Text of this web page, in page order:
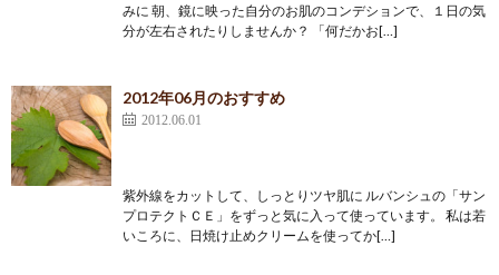
みに 朝、鏡に映った自分のお肌のコンデションで、１日の気
分が左右されたりしませんか？ 「何だかお[…]
2012年06月のおすすめ
2012.06.01
紫外線をカットして、しっとりツヤ肌に ルバンシュの「サン
プロテクトＣＥ」をずっと気に入って使っています。 私は若
いころに、日焼け止めクリームを使ってか[…]